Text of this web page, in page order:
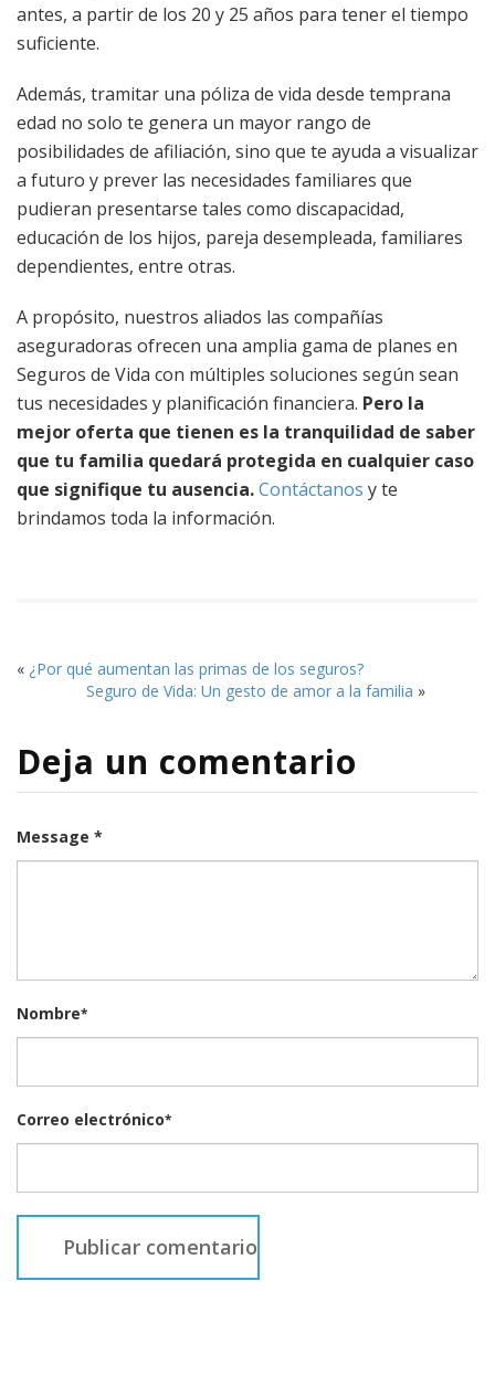
antes, a partir de los 20 y 25 años para tener el tiempo
suficiente.
Además, tramitar una póliza de vida desde temprana
edad no solo te genera un mayor rango de
posibilidades de afiliación, sino que te ayuda a visualizar
a futuro y prever las necesidades familiares que
pudieran presentarse tales como discapacidad,
educación de los hijos, pareja desempleada, familiares
dependientes, entre otras.
A propósito, nuestros aliados las compañías
aseguradoras ofrecen una amplia gama de planes en
Seguros de Vida con múltiples soluciones según sean
tus necesidades y planificación financiera. Pero la
mejor oferta que tienen es la tranquilidad de saber
que tu familia quedará protegida en cualquier caso
que signifique tu ausencia.Contáctanos y te
brindamos toda la información.
« ¿Por qué aumentan las primas de los seguros?
Seguro de Vida: Un gesto de amor a la familia »
Deja un comentario
Message *
Nombre*
Correo electrónico*